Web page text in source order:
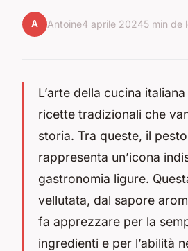
A Antoine4 aprile 20245 min de
L’arte della cucina
ricette tradizionali che
storia. Tra queste, il
rappresenta un’icona
gastronomia ligure.
vellutata, dal sapore
fa apprezzare per la
ingredienti e per l’abilità